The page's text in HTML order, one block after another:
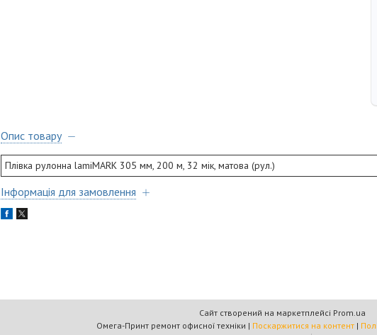
Опис товару
Плівка рулонна lamiMARK 305 мм, 200 м, 32 мік, матова (рул.)
Інформація для замовлення
Сайт створений на маркетплейсі Prom.ua
Омега-Принт ремонт офисної техніки | Поскаржитися на контент |